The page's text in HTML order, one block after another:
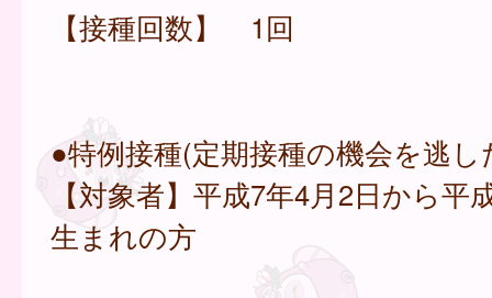
【接種回数】 1回
●特例接種(定期接種の機会を逃し
【対象者】平成7年4月2日から平
生まれの方